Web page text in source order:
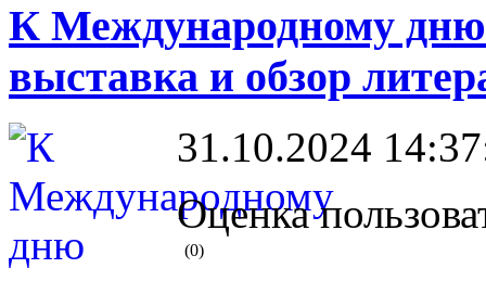
К Международному дню
выставка и обзор
31.10.2024
Оценка
(0)